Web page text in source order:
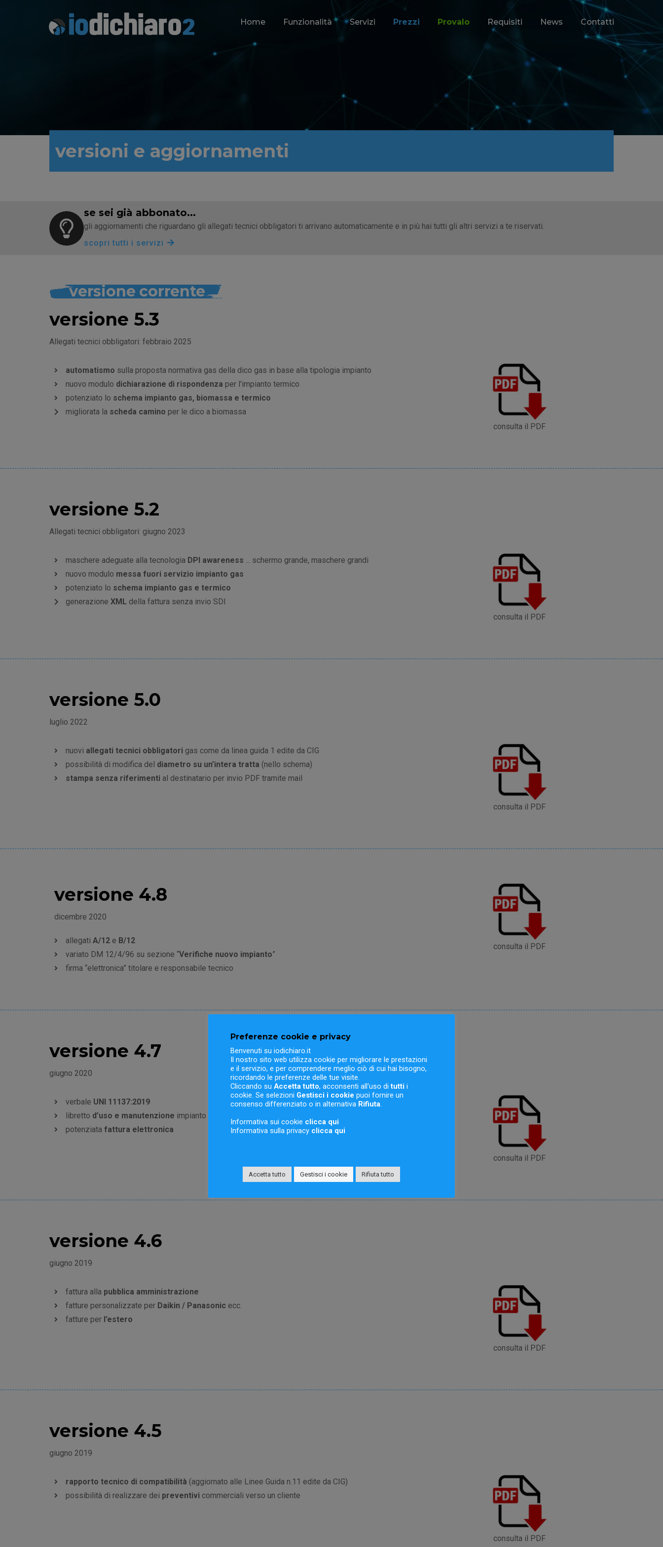
Home Funzionalità Servizi Prezzi Provalo Requisiti News Contatti
versioni e aggiornamenti
se sei già abbonato...
gli aggiornamenti che riguardano gli allegati tecnici obbligatori ti arrivano automaticamente e in più hai tutti gli altri servizi a te riservati.
scopri tutti i servizi
versione corrente
versione 5.3
Allegati tecnici obbligatori: febbraio 2025
automatismo sulla proposta normativa gas della dico gas in base alla tipologia impianto
nuovo modulo dichiarazione di rispondenza per l'impianto termico
potenziato lo schema impianto gas, biomassa e termico
migliorata la scheda camino per le dico a biomassa
consulta il PDF
versione 5.2
Allegati tecnici obbligatori: giugno 2023
maschere adeguate alla tecnologia DPI awareness ... schermo grande, maschere grandi
nuovo modulo messa fuori servizio impianto gas
potenziato lo schema impianto gas e termico
generazione XMLdella fattura senza invio SDI
consulta il PDF
versione 5.0
luglio 2022
nuovi allegati tecnici obbligatori gas come da linea guida 1 edite da CIG
possibilità di modifica del diametro su un’intera tratta (nello schema)
stampa senza riferimenti al destinatario per invio PDF tramite mail
consulta il PDF
versione 4.8
dicembre 2020
allegati A/12e B/12
variato DM 12/4/96 su sezione “Verifiche nuovo impianto”
firma “elettronica” titolare e responsabile tecnico
consulta il PDF
versione 4.7
giugno 2020
verbale UNI 11137:2019
libretto d’uso e manutenzione impianto termico
potenziata fattura elettronica
consulta il PDF
versione 4.6
giugno 2019
fattura alla pubblica amministrazione
fatture personalizzate per Daikin / Panasonicecc.
fatture per l’estero
consulta il PDF
versione 4.5
giugno 2019
rapporto tecnico di compatibilità (aggiornato alle Linee Guida n.11 edite da CIG)
possibilità di realizzare dei preventivi commerciali verso un cliente
consulta il PDF
Preferenze cookie e privacy
Benvenuti su iodichiaro.it
Il nostro sito web utilizza cookie per migliorare le prestazioni
e il servizio, e per comprendere meglio ciò di cui hai bisogno,
ricordando le preferenze delle tue visite.
Cliccando su Accetta tutto, acconsenti all'uso ditutti i
cookie. Se selezioni Gestisci i cookie puoi fornire un
consenso differenziato o in alternativa Rifiuta.
Informativa sui cookie clicca qui
Informativa sulla privacy clicca qui
Accetta tutto Gestisci i cookie Rifiuta tutto